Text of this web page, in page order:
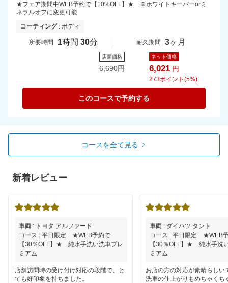
★フェア期間中WEB予約で【10%OFF】★ ※ホワイトキーパーorミ
ネラルオフに変更可能
コーティング: ボディ
所要時間 1時間 30分 耐久期間 3ヶ月
店頭価格
6,690円
ネット価格
6,021 円
273ポイント(5%)
このコースで予約する
コースを全て見る
新着レビュー
車両 : トヨタ アルファード
コース : 平日限定 ★WEB予約で
【30％OFF】★ 純水手洗い洗車プレ
ミアム
店舗訪問時の受け付け対応の段階で、と
ても好印象を持ちました。
車両 : ダイハツ タント
コース : 平日限定 ★WEB
【30％OFF】★ 純水手洗
ミアム
お店の方の対応が素晴らしい
洗車の仕上がりもめちゃくち